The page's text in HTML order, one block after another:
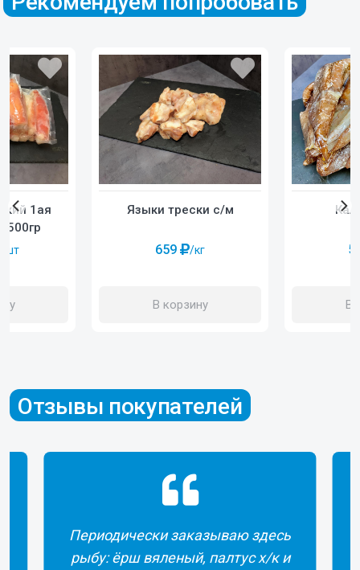
Языки трески с/м
659 /кг
В корзину В
1ая
500гр
/шт
Отзывы покупателей
Периодически заказываю здесь
рыбу: ёрш вяленый, палтус х/к и